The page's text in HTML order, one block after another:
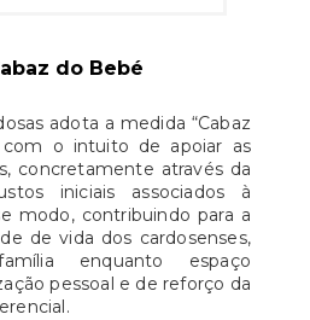
do Bebé
adota a medida “Cabaz
com o intuito de apoiar as
concretamente através da
iniciais associados à
modo, contribuindo para a
de vida dos cardosenses,
enquanto espaço
pessoal e de reforço da